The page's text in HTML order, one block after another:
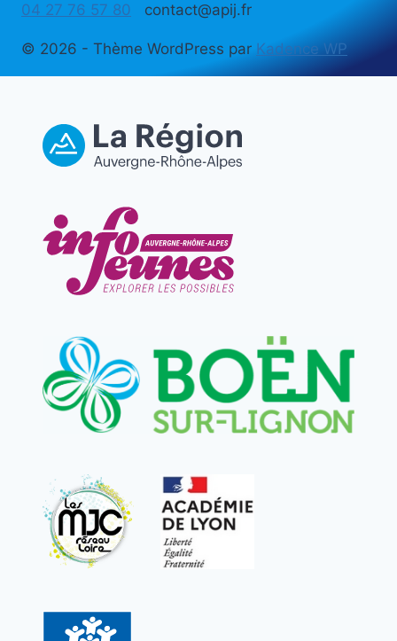
04 27 76 57 80 contact@apij.fr
© 2026 - Thème WordPress par Kadence WP